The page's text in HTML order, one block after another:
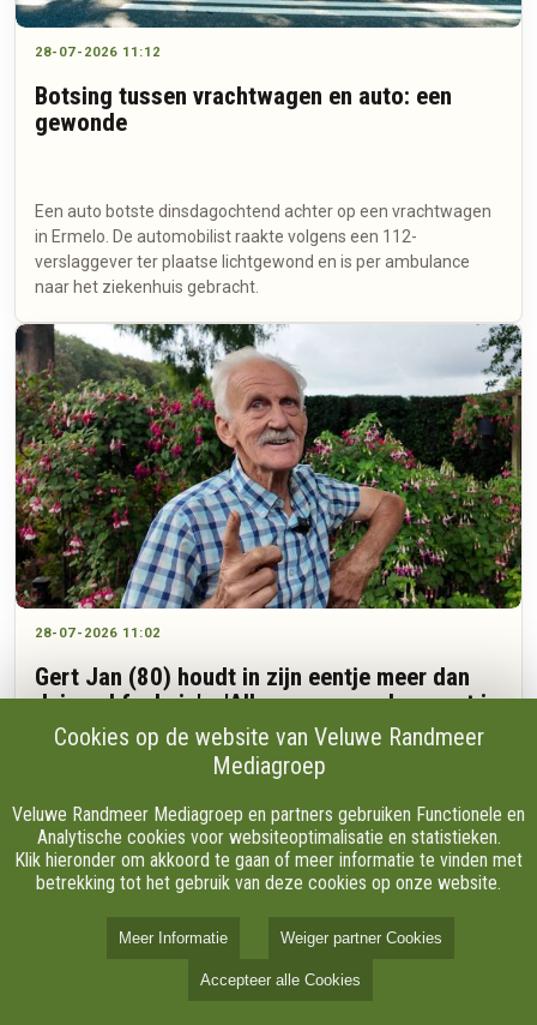
28-07-2026 11:12
Botsing tussen vrachtwagen en auto: een
gewonde
Een auto botste dinsdagochtend achter op een vrachtwagen
in Ermelo. De automobilist raakte volgens een 112-
verslaggever ter plaatse lichtgewond en is per ambulance
naar het ziekenhuis gebracht.
28-07-2026 11:02
Gert Jan (80) houdt in zijn eentje meer dan
duizend fuchsia's: 'Alles geven en doen wat je
nog kunt'
naar een kleurrijke fuchsia in zijn tuin aan de Varelseweg in
Hulshorst. De plant draagt de naam van een goede vriendin.
Wanneer hij vertelt over het moment waarop hij haar de
bloem aanbood, wordt hij even stil.
Cookies op de website van Veluwe Randmeer
Mediagroep
Veluwe Randmeer Mediagroep en partners gebruiken Functionele en
Analytische cookies voor websiteoptimalisatie en statistieken.
Klik hieronder om akkoord te gaan of meer informatie te vinden met
betrekking tot het gebruik van deze cookies op onze website.
Meer Informatie Weiger partner Cookies
Accepteer alle Cookies